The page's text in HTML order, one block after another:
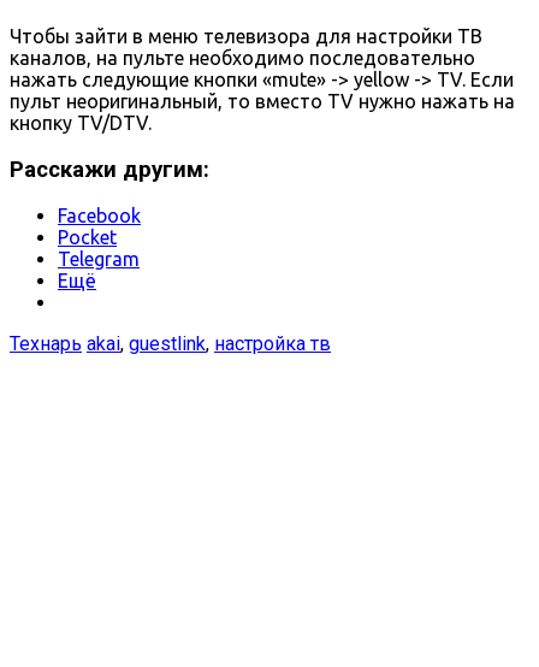
Чтобы зайти в меню телевизора для настройки ТВ
каналов, на пульте необходимо последовательно
нажать следующие кнопки «mute» -> yellow -> TV. Если
пульт неоригинальный, то вместо TV нужно нажать на
кнопку TV/DTV.
Расскажи другим:
Facebook
Pocket
Telegram
Ещё
Технарь akai, guestlink, настройка тв